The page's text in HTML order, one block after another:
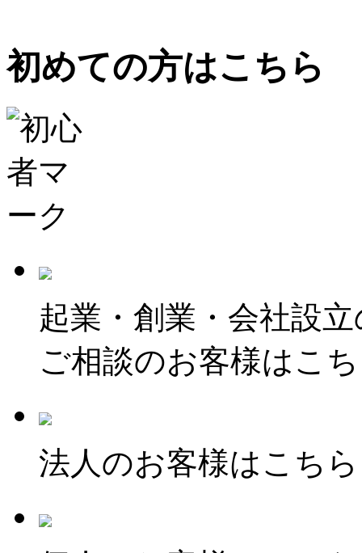
初めての方はこちら
起業・創業・会社設立
ご相談のお客様はこ
法人のお客様はこちら